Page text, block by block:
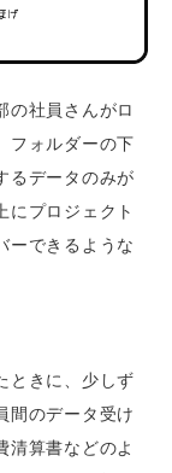
の社員さんがロ
フォルダーの下
るデータのみが
にプロジェクト
ーできるような
ときに、少しず
間のデータ受け
清算書などのよ